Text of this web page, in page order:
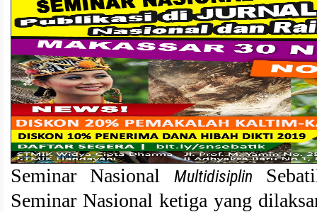
Seminar Nasional Multidisiplin
Seminar Nasional ketiga yang